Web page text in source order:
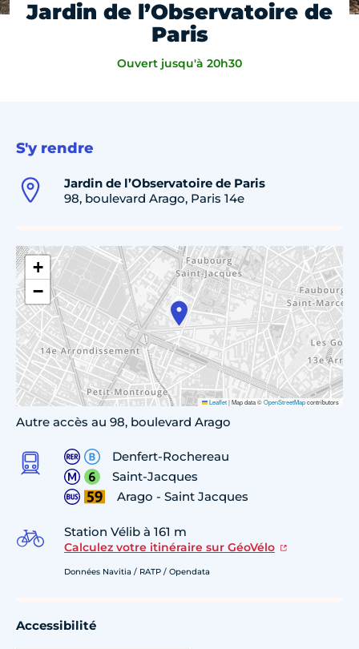
Jardin de l’Observatoire de
Paris
Ouvert jusqu'à 20h30
S'y rendre
Jardin de l’Observatoire de Paris
98, boulevard Arago, Paris 14e
+
−
Leaflet|Map data ©OpenStreetMapcontributors
Autre accès au 98, boulevard Arago
Denfert-Rochereau
Saint-Jacques
Arago - Saint Jacques
Station Vélib à 161 m
Calculez votre itinéraire sur GéoVélo
Données Navitia / RATP / Opendata
Accessibilité